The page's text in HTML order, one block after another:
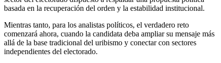
basada en la recuperación del orden y la estabilidad institucional.
Mientras tanto, para los analistas políticos, el verdadero reto
comenzará ahora, cuando la candidata deba ampliar su mensaje más
allá de la base tradicional del uribismo y conectar con sectores
independientes del electorado.